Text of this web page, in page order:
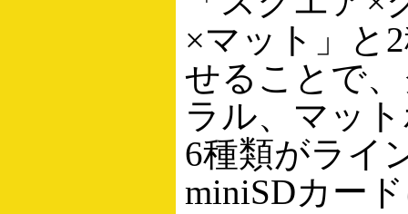
×マット」と
せることで
ラル、マッ
6種類がライ
miniSDカー